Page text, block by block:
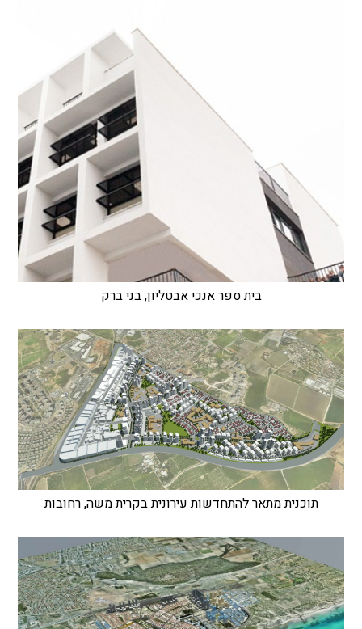
בית ספר אנכי אבטליון, בני ברק
תוכנית מתאר להתחדשות עירונית בקרית משה, רחובות